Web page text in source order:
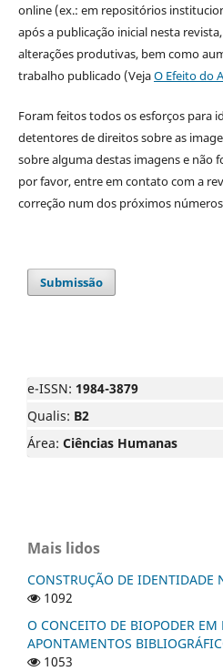
online (ex.: em repositórios
após a publicação inicial nesta
alterações produtivas, bem como
trabalho publicado (VejaO Efeito do
Foram feitos todos os esforços para
detentores de direitos sobre as
sobre alguma destas imagens e não
por favor, entre em contato com a
correção num dos próximos
Submissão
e-ISSN: 1984-3879
Qualis: B2
Área: Ciências Humanas
Mais lidos
CONSTRUÇÃO DE IDENTIDADE
1092
O CONCEITO DE BIOPODER EM
APONTAMENTOS
1053